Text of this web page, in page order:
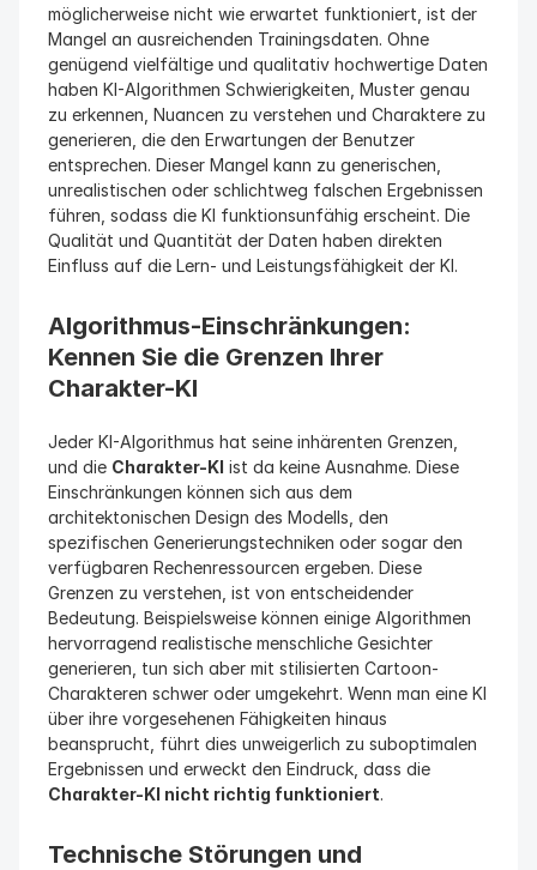
möglicherweise nicht wie erwartet funktioniert, ist der
Mangel an ausreichenden Trainingsdaten. Ohne
genügend vielfältige und qualitativ hochwertige Daten
haben KI-Algorithmen Schwierigkeiten, Muster genau
zu erkennen, Nuancen zu verstehen und Charaktere zu
generieren, die den Erwartungen der Benutzer
entsprechen. Dieser Mangel kann zu generischen,
unrealistischen oder schlichtweg falschen Ergebnissen
führen, sodass die KI funktionsunfähig erscheint. Die
Qualität und Quantität der Daten haben direkten
Einfluss auf die Lern- und Leistungsfähigkeit der KI.
Algorithmus-Einschränkungen:
Kennen Sie die Grenzen Ihrer
Charakter-KI
Jeder KI-Algorithmus hat seine inhärenten Grenzen,
und die Charakter-KI ist da keine Ausnahme. Diese
Einschränkungen können sich aus dem
architektonischen Design des Modells, den
spezifischen Generierungstechniken oder sogar den
verfügbaren Rechenressourcen ergeben. Diese
Grenzen zu verstehen, ist von entscheidender
Bedeutung. Beispielsweise können einige Algorithmen
hervorragend realistische menschliche Gesichter
generieren, tun sich aber mit stilisierten Cartoon-
Charakteren schwer oder umgekehrt. Wenn man eine KI
über ihre vorgesehenen Fähigkeiten hinaus
beansprucht, führt dies unweigerlich zu suboptimalen
Charakter-KI nicht richtig funktioniert.
Technische Störungen und